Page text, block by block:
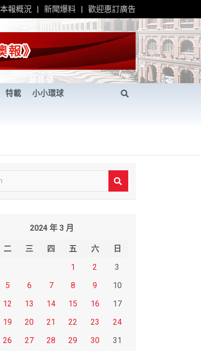
本報概況 新聞爆料 歡迎惠訂廣告
特載 小小環球
2024 年 3 月
二 三 四 五 六
日
1
2
3
5 6 7 8 9
10
12 13 14 15 16
17
19 20 21 22 23
24
26 27 28 29 30
31